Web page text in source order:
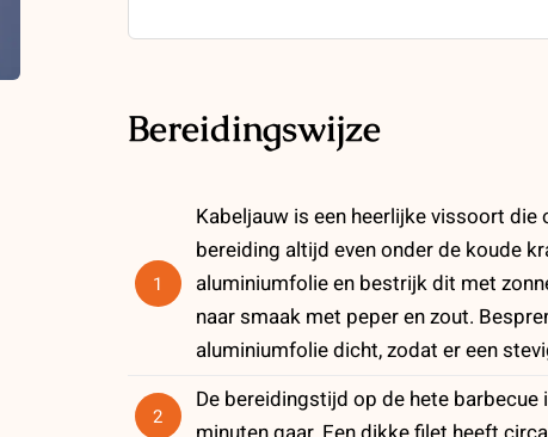
Bereidingswijze
1
Kabeljauw is een heerlijke vissoort
bereiding altijd even onder de koude
aluminiumfolie en bestrijk dit met
naar smaak met peper en zout.
aluminiumfolie dicht, zodat er een
2
De bereidingstijd op de hete